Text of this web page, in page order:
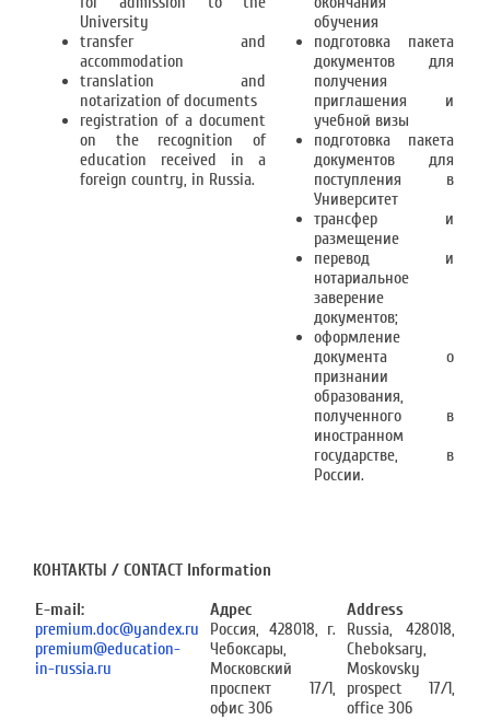
University
transfer and
accommodation
translation and
notarization of documents
registration of a document
on the recognition of
education received in a
foreign country, in Russia.
обучения
подготовка пакета
документов для
получения
приглашения и
учебной визы
подготовка пакета
документов для
поступления в
Университет
трансфер и
размещение
перевод и
нотариальное
заверение
документов;
оформление
документа о
признании
образования,
полученного в
иностранном
государстве, в
России.
КОНТАКТЫ / CONTACT Information
E-mail:
premium.doc@yandex.ru
premium@education-
in-russia.ru
Адрес
Россия, 428018, г.
Чебоксары,
Московский
проспект 17/1,
офис 306
Address
Russia, 428018,
Cheboksary,
Moskovsky
prospect 17/1,
office 306